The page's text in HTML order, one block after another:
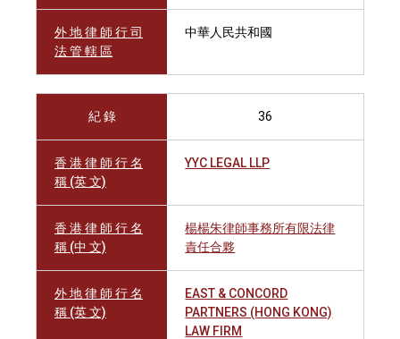
外 地 律 師 行 司
法 管 轄 區
中華人民共和國
紀 錄 36
香 港 律 師 行 名
稱 (英 文)
YYC LEGAL LLP
香 港 律 師 行 名
稱 (中 文)
楊楊朱律師事務所有限法律
責任合夥
外 地 律 師 行 名
稱 (英 文)
EAST & CONCORD
PARTNERS (HONG KONG)
LAW FIRM